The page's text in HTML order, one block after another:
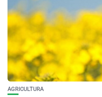
AGRICULTURA